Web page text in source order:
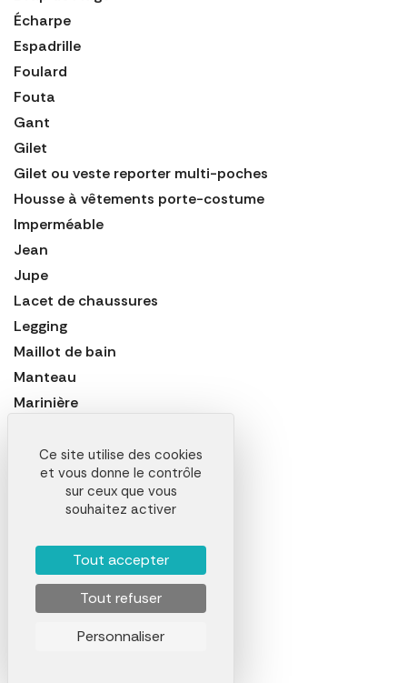
Écharpe
Espadrille
Foulard
Fouta
Gant
Gilet
Gilet ou veste reporter multi-poches
Housse à vêtements porte-costume
Imperméable
Jean
Jupe
Lacet de chaussures
Legging
Maillot de bain
Manteau
Marinière
Nappe
Noeud Papillon
Paire de Sneakers
Pantalon de Sport
Pantalon de Travail
Paréo
Ce site utilise des cookies
et vous donne le contrôle
sur ceux que vous
souhaitez activer
Tout accepter
Tout refuser
Personnaliser